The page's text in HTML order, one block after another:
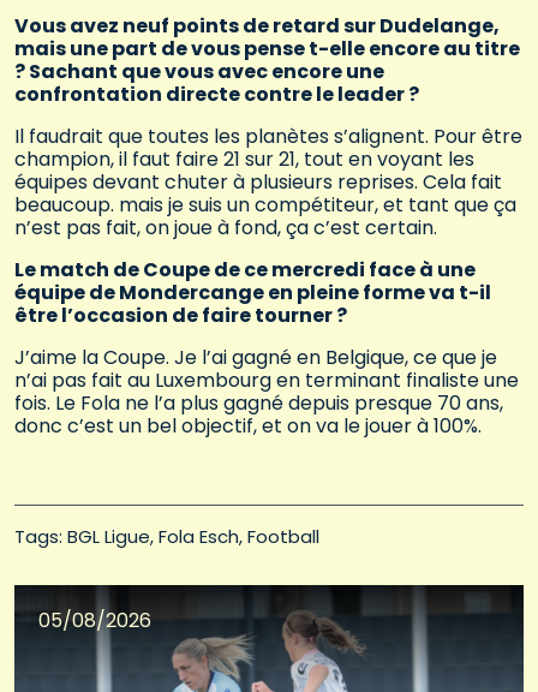
Vous avez neuf points de retard sur Dudelange,
mais une part de vous pense t-elle encore au titre
? Sachant que vous avec encore une
confrontation directe contre le leader ?
Il faudrait que toutes les planètes s’alignent. Pour être
champion, il faut faire 21 sur 21, tout en voyant les
équipes devant chuter à plusieurs reprises. Cela fait
beaucoup. mais je suis un compétiteur, et tant que ça
n’est pas fait, on joue à fond, ça c’est certain.
Le match de Coupe de ce mercredi face à une
équipe de Mondercange en pleine forme va t-il
être l’occasion de faire tourner ?
J’aime la Coupe. Je l’ai gagné en Belgique, ce que je
n’ai pas fait au Luxembourg en terminant finaliste une
fois. Le Fola ne l’a plus gagné depuis presque 70 ans,
donc c’est un bel objectif, et on va le jouer à 100%.
Tags: BGL Ligue Fola Esch Football
05/08/2026